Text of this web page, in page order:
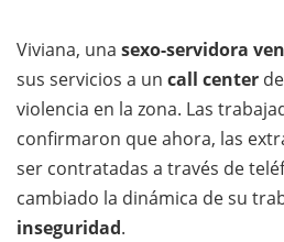
Viviana, una sexo-servidora
sus servicios a un call center
violencia en la zona. Las
confirmaron que ahora, las
ser contratadas a través de
cambiado la dinámica de su
inseguridad.